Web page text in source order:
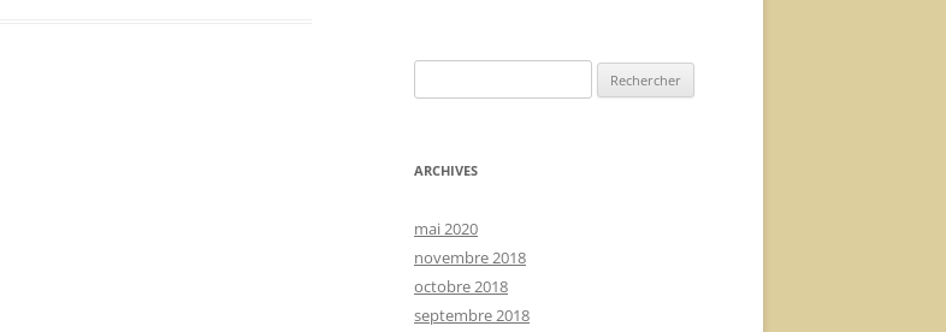
ARCHIVES
mai 2020
novembre 2018
octobre 2018
septembre 2018